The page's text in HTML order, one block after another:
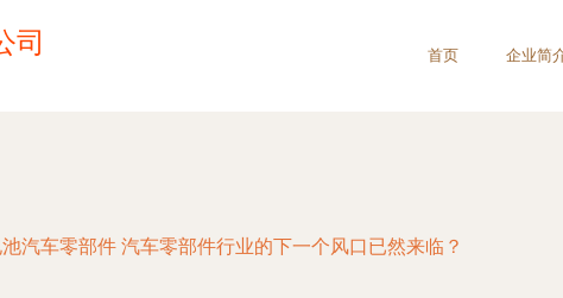
司 首页 企业简
汽车零部件 汽车零部件行业的下一个风口已然来临？